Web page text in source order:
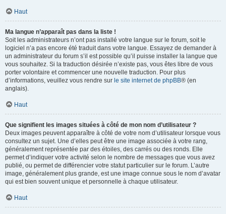
Haut
Ma langue n’apparaît pas dans la liste !
Soit les administrateurs n’ont pas installé votre langue sur le forum, soit le
logiciel n’a pas encore été traduit dans votre langue. Essayez de demander à
un administrateur du forum s’il est possible qu’il puisse installer la langue que
vous souhaitez. Si la traduction désirée n’existe pas, vous êtes libre de vous
porter volontaire et commencer une nouvelle traduction. Pour plus
d’informations, veuillez vous rendre sur le site internet de phpBB® (en
anglais).
Haut
Que signifient les images situées à côté de mon nom d’utilisateur ?
Deux images peuvent apparaître à côté de votre nom d’utilisateur lorsque vous
consultez un sujet. Une d’elles peut être une image associée à votre rang,
généralement représentée par des étoiles, des carrés ou des ronds. Elle
permet d’indiquer votre activité selon le nombre de messages que vous avez
publié, ou permet de différencier votre statut particulier sur le forum. L’autre
image, généralement plus grande, est une image connue sous le nom d’avatar
qui est bien souvent unique et personnelle à chaque utilisateur.
Haut